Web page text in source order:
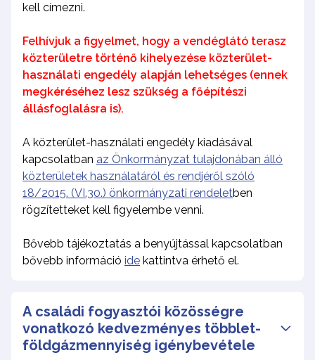
kell címezni.
Felhívjuk a figyelmet, hogy a vendéglátó terasz
közterületre történő kihelyezése közterület-
használati engedély alapján lehetséges (ennek
megkéréséhez lesz szükség a főépítészi
állásfoglalásra is).
A közterület-használati engedély kiadásával
kapcsolatban az Önkormányzat tulajdonában álló
közterületek használatáról és rendjéről szóló
18/2015. (VI.30.) önkormányzati rendeletben
rögzítetteket kell figyelembe venni.
Bővebb tájékoztatás a benyújtással kapcsolatban
bővebb információ ide kattintva érhető el.
A családi fogyasztói közösségre
vonatkozó kedvezményes többlet-
földgázmennyiség igénybevétele